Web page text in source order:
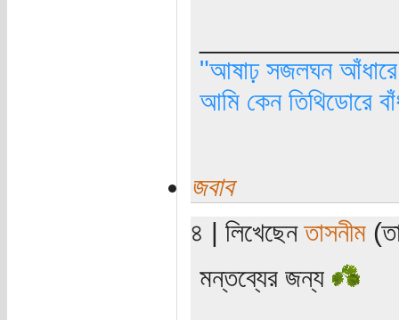
"আষাঢ় সজলঘন আঁধারে,
আমি কেন তিথিডোরে
জবাব
৪ | লিখেছেনতাসনীম
মন্তব্যের জন্য